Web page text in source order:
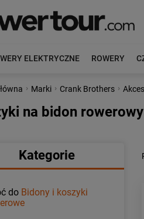
ELEKTRYCZNE ROWERY
› Marki › Crank Brothers ›
na bidon
Kategorie
do Bidony i koszyki